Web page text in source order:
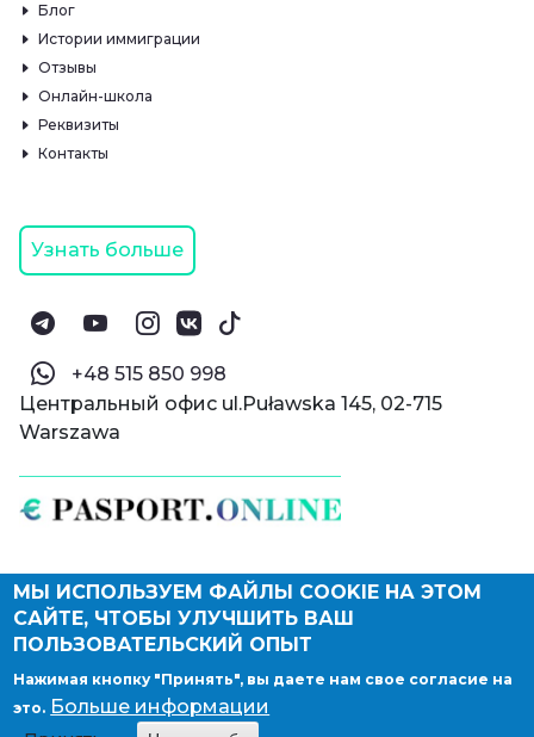
© Паспорт Онлайн 2019—2026
Политика конфиденциальности
Оферта и конфиденциальность:РФ
Правовые документы
Депонирование логотипа компании
Блог
Истории иммиграции
Отзывы
Онлайн-школа
Реквизиты
Контакты
Узнать больше
‪+48 515 850 998‬
Центральный офис ul.Puławska 145, 02-715
Warszawa
МЫ ИСПОЛЬЗУЕМ ФАЙЛЫ COOKIE НА ЭТОМ
САЙТЕ, ЧТОБЫ УЛУЧШИТЬ ВАШ
ПОЛЬЗОВАТЕЛЬСКИЙ ОПЫТ
Нажимая кнопку "Принять", вы даете нам свое согласие на
это. Больше информации